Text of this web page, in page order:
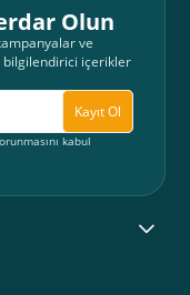
Olun
ve
bilgilendirici içerikler
Kayıt Ol
kabul